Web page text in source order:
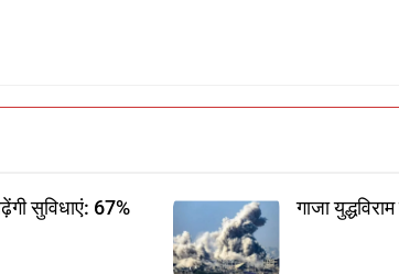
सुविधाएं: 67%
गाजा